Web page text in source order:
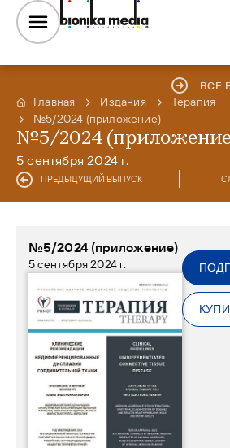
Главная Издания
Терапия
№5/2024 (приложение)
ВСЕ
№5/2024
5 сентября 2024 г.
ПРЕДЫДУЩИЙ ВЫПУСК
№5/2024 (приложение)
5 сентября 2024 г.